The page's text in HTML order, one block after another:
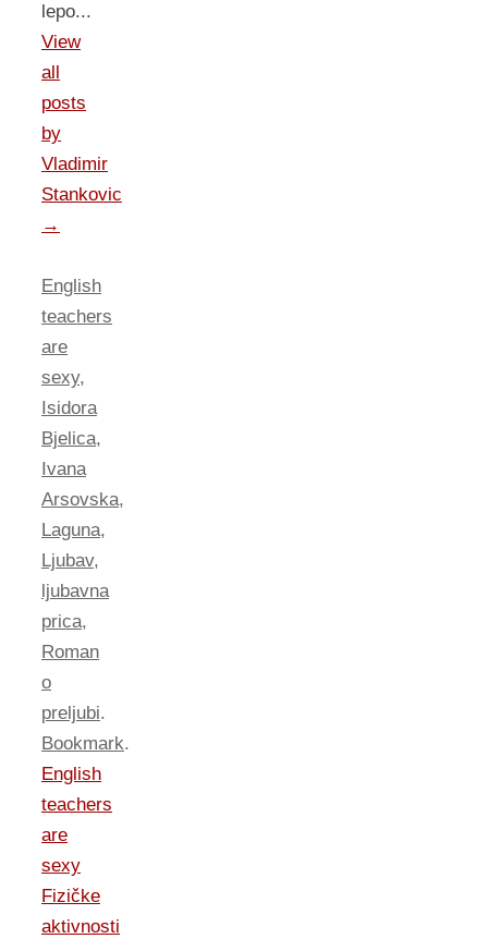
lepo...
View
all
posts
by
Vladimir
Stankovic
→
English
teachers
are
sexy,
Isidora
Bjelica,
Ivana
Arsovska,
Laguna,
Ljubav,
ljubavna
prica,
Roman
o
preljubi.
Bookmark.
English
teachers
are
sexy
Fizičke
aktivnosti